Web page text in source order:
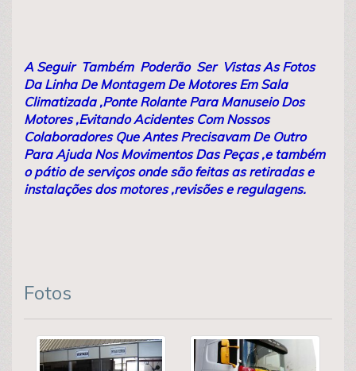
A Seguir Também Poderão Ser Vistas As Fotos
Da Linha De Montagem De Motores Em Sala
Climatizada ,Ponte Rolante Para Manuseio Dos
Motores ,Evitando Acidentes Com Nossos
Colaboradores Que Antes Precisavam De Outro
Para Ajuda Nos Movimentos Das Peças ,e também
o pátio de serviços onde são feitas as retiradas e
instalações dos motores ,revisões e regulagens.
Fotos